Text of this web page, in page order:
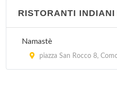
RISTORANTI
Namastè
piazza San Rocco 8,